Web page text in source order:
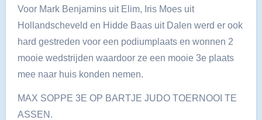
Voor Mark Benjamins uit Elim, Iris Moes uit
Hollandscheveld en Hidde Baas uit Dalen werd er ook
hard gestreden voor een podiumplaats en wonnen 2
mooie wedstrijden waardoor ze een mooie 3e plaats
mee naar huis konden nemen.
MAX SOPPE 3E OP BARTJE JUDO TOERNOOI TE
ASSEN.